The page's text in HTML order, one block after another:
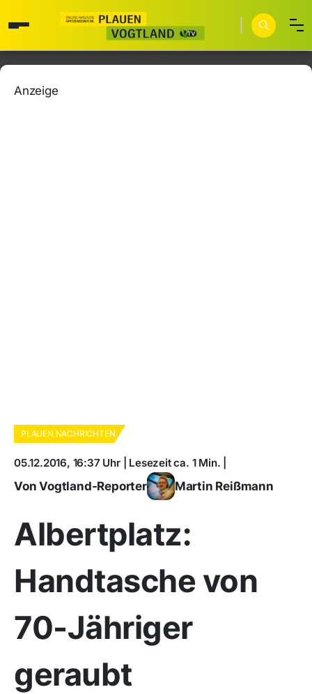
Anzeige
PLAUEN NACHRICHTEN
05.12.2016, 16:37 Uhr | Lesezeit ca. 1 Min. |
Von Vogtland-Reporter Martin Reißmann
Albertplatz:
Handtasche von
70-Jähriger
geraubt